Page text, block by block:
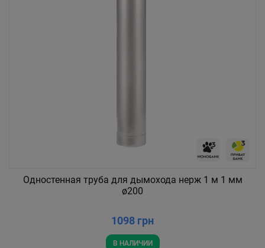
Одностенная труба для дымохода нерж 1 м 1 мм
ø200
1098 грн
В НАЛИЧИИ